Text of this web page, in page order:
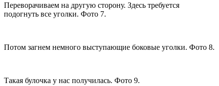
Переворачиваем на другую сторону. Здесь требуется
подогнуть все уголки. Фото 7.
Потом загнем немного выступающие боковые уголки. Фото 8.
Такая булочка у нас получилась. Фото 9.